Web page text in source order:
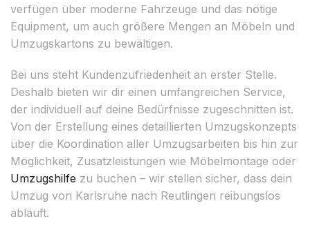
verfügen über moderne Fahrzeuge und das nötige
Equipment, um auch größere Mengen an Möbeln und
Umzugskartons zu bewältigen.
Bei uns steht Kundenzufriedenheit an erster Stelle.
Deshalb bieten wir dir einen umfangreichen Service,
der individuell auf deine Bedürfnisse zugeschnitten ist.
Von der Erstellung eines detaillierten Umzugskonzepts
über die Koordination aller Umzugsarbeiten bis hin zur
Möglichkeit, Zusatzleistungen wie Möbelmontage oder
Umzugshilfe zu buchen – wir stellen sicher, dass dein
Umzug von Karlsruhe nach Reutlingen reibungslos
abläuft.